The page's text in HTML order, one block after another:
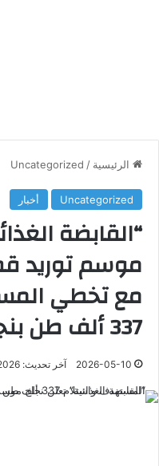
الرئيسية /
Uncategorized
Uncategorized أخبار
“القابضة
مع تخطي
337 ألف طن بنجر حتي الأن
2026-05-10 آخر تحديث: 2026-05-10